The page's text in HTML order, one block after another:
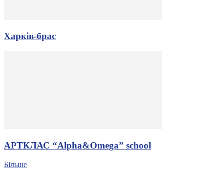
Харків-брас
АРТКЛАС “Alpha&Omega” school
Більше